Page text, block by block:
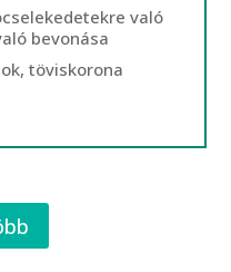
való
bevonása
töviskorona